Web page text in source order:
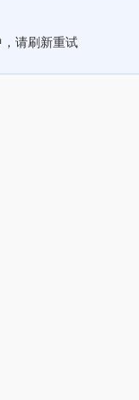
请刷新重试